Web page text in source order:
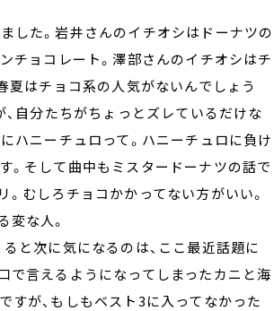
した。岩井さんのイチオシはドーナツの
チョコレート。澤部さんのイチオシはチ
夏はチョコ系の人気がないんでしょう
自分たちがちょっとズレているだけな
ハニーチュロって。ハニーチュロに負け
そして曲中もミスタードーナツの話で
むしろチョコかかってない方がいい。
な人。
と次に気になるのは、ここ最近話題に
で言えるようになってしまったカニと海
が、もしもベスト3に入ってなかった